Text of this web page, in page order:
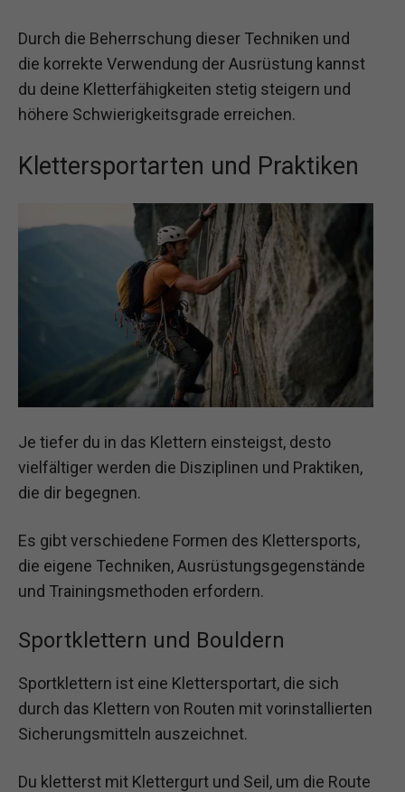
Durch die Beherrschung dieser Techniken und
die korrekte Verwendung der Ausrüstung kannst
du deine Kletterfähigkeiten stetig steigern und
höhere Schwierigkeitsgrade erreichen.
Klettersportarten und Praktiken
Je tiefer du in das Klettern einsteigst, desto
vielfältiger werden die Disziplinen und Praktiken,
die dir begegnen.
Es gibt verschiedene Formen des Klettersports,
die eigene Techniken, Ausrüstungsgegenstände
und Trainingsmethoden erfordern.
Sportklettern und Bouldern
Sportklettern ist eine Klettersportart, die sich
durch das Klettern von Routen mit vorinstallierten
Sicherungsmitteln auszeichnet.
Du kletterst mit Klettergurt und Seil, um die Route